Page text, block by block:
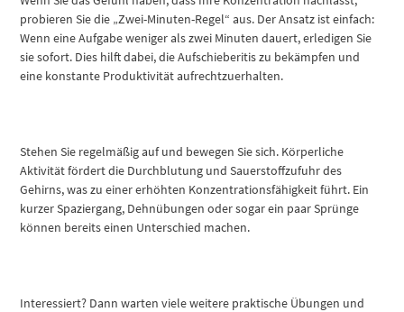
probieren Sie die „Zwei-Minuten-Regel“ aus. Der Ansatz ist einfach:
Wenn eine Aufgabe weniger als zwei Minuten dauert, erledigen Sie
sie sofort. Dies hilft dabei, die Aufschieberitis zu bekämpfen und
eine konstante Produktivität aufrechtzuerhalten.
Stehen Sie regelmäßig auf und bewegen Sie sich. Körperliche
Aktivität fördert die Durchblutung und Sauerstoffzufuhr des
Gehirns, was zu einer erhöhten Konzentrationsfähigkeit führt. Ein
kurzer Spaziergang, Dehnübungen oder sogar ein paar Sprünge
können bereits einen Unterschied machen.
Interessiert? Dann warten viele weitere praktische Übungen und